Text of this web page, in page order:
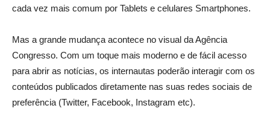
cada vez mais comum por Tablets e celulares Smartphones.
Mas a grande mudança acontece no visual da Agência
Congresso. Com um toque mais moderno e de fácil acesso
para abrir as notícias, os internautas poderão interagir com os
conteúdos publicados diretamente nas suas redes sociais de
preferência (Twitter, Facebook, Instagram etc).